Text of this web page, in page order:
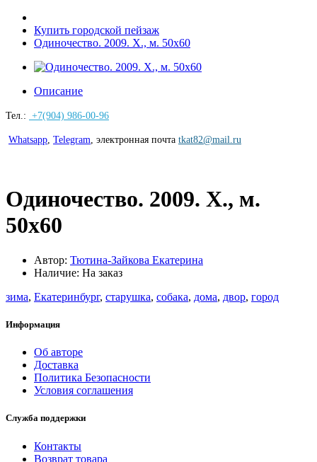
Купить городской пейзаж
Одиночество. 2009. Х., м. 50х60
Описание
Тел.: +7(904) 986-00-96
Whatsapp, Telegram, электронная почта tkat82@mail.ru
Одиночество. 2009. Х., м.
50х60
Автор: Тютина-Зайкова Екатерина
Наличие: На заказ
зима, Екатеринбург, старушка, собака, дома, двор, город
Информация
Об авторе
Доставка
Политика Безопасности
Условия соглашения
Служба поддержки
Контакты
Возврат товара